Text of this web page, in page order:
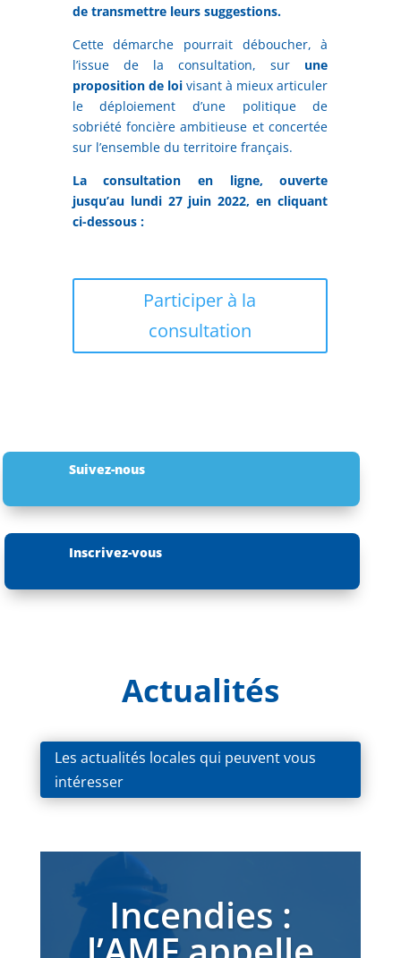
de transmettre leurs suggestions.
Cette démarche pourrait déboucher, à
l’issue de la consultation, sur une
proposition de loivisant à mieux articuler
le déploiement d’une politique de
sobriété foncière ambitieuse et concertée
sur l’ensemble du territoire français.
La consultation en ligne, ouverte
jusqu’au lundi 27 juin 2022, en cliquant
ci-dessous :
Participer à la
consultation
Suivez-nous
Inscrivez-vous
Actualités
Les actualités locales qui peuvent vous
intéresser
Incendies :